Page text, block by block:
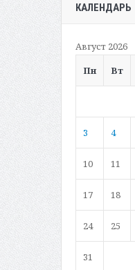
КАЛЕНДАРЬ
Август 2026
Пн
Вт
3 4
10 11
17 18
24 25
31